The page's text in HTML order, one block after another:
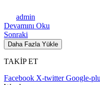
admin
Devamını Oku
Sonraki
Daha Fazla Yükle
TAKİP ET
Facebook X-twitter Google-